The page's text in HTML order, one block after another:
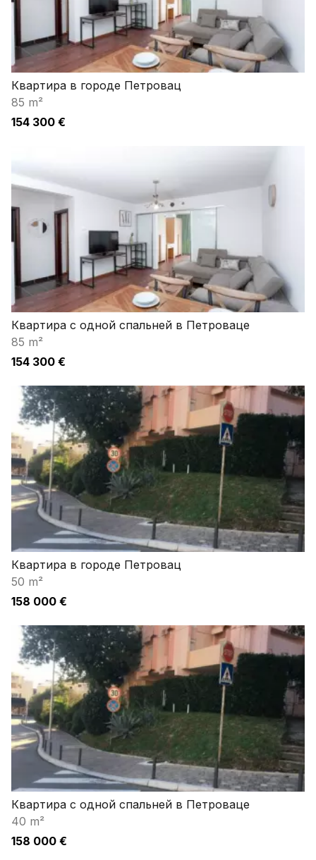
Квартира в городе Петровац
85 m²
154 300 €
Квартира с одной спальней в Петроваце
85 m²
154 300 €
Квартира в городе Петровац
50 m²
158 000 €
Квартира с одной спальней в Петроваце
40 m²
158 000 €